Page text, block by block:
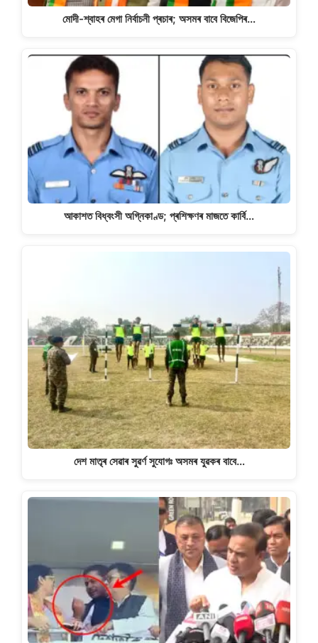
মোদী-শ্বাহৰ মেগা নিৰ্বাচনী প্ৰচাৰ; অসমৰ বাবে বিজেপিৰ…
আকাশত বিধ্বংসী অগ্নিকাণ্ড; প্ৰশিক্ষণৰ মাজতে কাৰ্বি…
দেশ মাতৃৰ সেৱাৰ সুৱৰ্ণ সুযোগঃ অসমৰ যুৱকৰ বাবে…